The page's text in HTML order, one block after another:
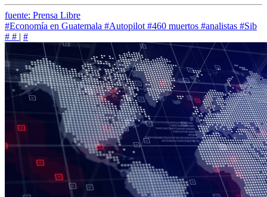
fuente: Prensa Libre
#Economía en Guatemala #Autopilot #460 muertos #analistas #Sib
# # | #